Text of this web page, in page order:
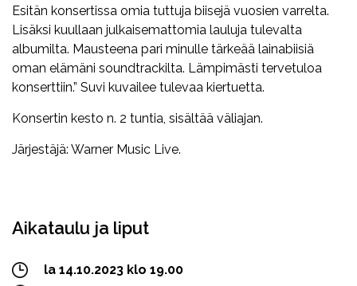
Esitän konsertissa omia tuttuja biisejä vuosien varrelta.
Lisäksi kuullaan julkaisemattomia lauluja tulevalta
albumilta. Mausteena pari minulle tärkeää lainabiisiä
oman elämäni soundtrackilta. Lämpimästi tervetuloa
konserttiin.” Suvi kuvailee tulevaa kiertuetta.
Konsertin kesto n. 2 tuntia, sisältää väliajan.
Järjestäjä: Warner Music Live.
Aikataulu ja liput
la 14.10.2023 klo 19.00